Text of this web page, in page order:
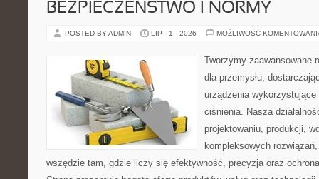
BEZPIECZEŃSTWO I NORMY
POSTED BY ADMIN LIP - 1 - 2026 MOŻLIWOŚĆ
Tworzymy zaawansowane
dla przemysłu,
urządzenia
ciśnienia. Nasza
projektowaniu, produkcji,
kompleksowych
wszędzie tam, gdzie liczy się efektywność, precyzja oraz